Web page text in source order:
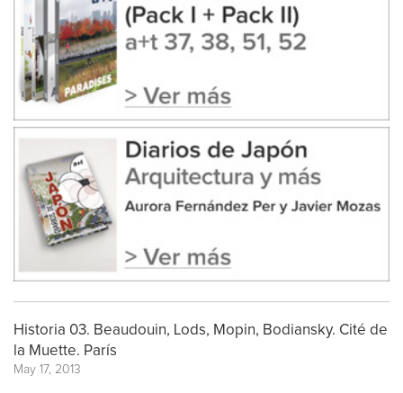
Historia 03. Beaudouin, Lods, Mopin, Bodiansky. Cité de
la Muette. París
May 17, 2013